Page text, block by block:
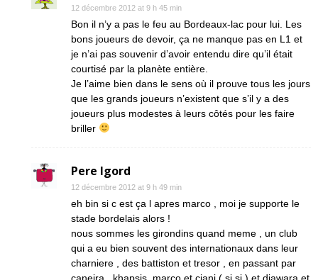
12 décembre 2012 at 9 h 45 min
Bon il n’y a pas le feu au Bordeaux-lac pour lui. Les
bons joueurs de devoir, ça ne manque pas en L1 et
je n’ai pas souvenir d’avoir entendu dire qu’il était
courtisé par la planète entière.
Je l’aime bien dans le sens où il prouve tous les jours
que les grands joueurs n’existent que s’il y a des
joueurs plus modestes à leurs côtés pour les faire
briller
Pere Igord
12 décembre 2012 at 9 h 49 min
eh bin si c est ça l apres marco , moi je supporte le
stade bordelais alors !
nous sommes les girondins quand meme , un club
qui a eu bien souvent des internationaux dans leur
charniere , des battiston et tresor , en passant par